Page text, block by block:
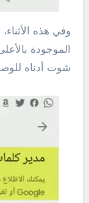
وفي هذه
الموجودة
شوت أدناه